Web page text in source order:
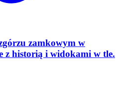
zamkowym w
z historią i widokami w tle.